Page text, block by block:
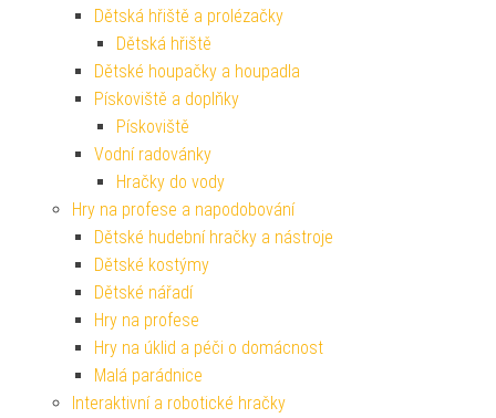
Dětská hřiště a prolézačky
Dětská hřiště
Dětské houpačky a houpadla
Pískoviště a doplňky
Pískoviště
Vodní radovánky
Hračky do vody
Hry na profese a napodobování
Dětské hudební hračky a nástroje
Dětské kostýmy
Dětské nářadí
Hry na profese
Hry na úklid a péči o domácnost
Malá parádnice
Interaktivní a robotické hračky